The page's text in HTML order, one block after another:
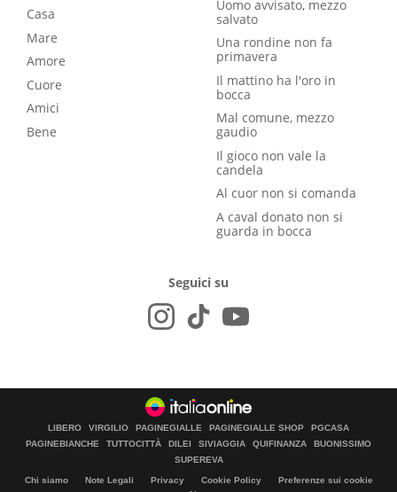
Casa
Mare
Amore
Cuore
Amici
Bene
Uomo avvisato, mezzo
salvato
Una rondine non fa
primavera
Il mattino ha l'oro in
bocca
Mal comune, mezzo
gaudio
Il gioco non vale la
candela
Al cuor non si comanda
A caval donato non si
guarda in bocca
Seguici su
LIBERO VIRGILIO PAGINEGIALLE PAGINEGIALLE SHOP
PGCASA
PAGINEBIANCHE
TUTTOCITTÀ DILEI SIVIAGGIA QUIFINANZA
BUONISSIMO
SUPEREVA
Chi siamo Note Legali Privacy Cookie Policy
Preferenze sui cookie